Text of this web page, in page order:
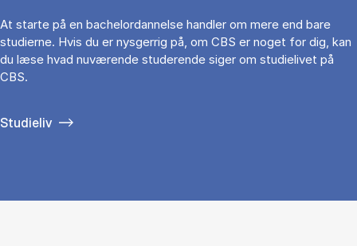
At starte på en bachelordannelse handler om mere end bare
studierne. Hvis du er nysgerrig på, om CBS er noget for dig, kan
du læse hvad nuværende studerende siger om studielivet på
CBS.
Studieliv